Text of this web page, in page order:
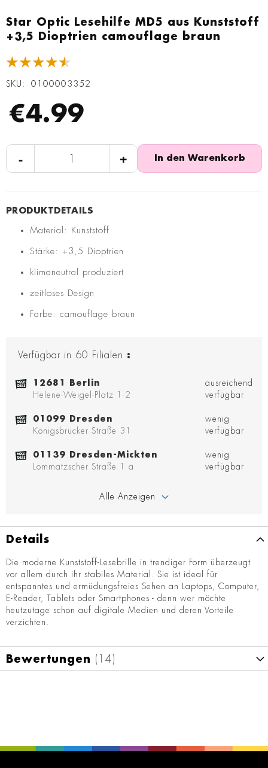
Star Optic Lesehilfe MD5 aus Kunststoff
+3,5 Dioptrien camouflage braun
★★★★★
SKU 0100003352
€4.99
- + In den Warenkorb
Material: Kunststoff
Stärke: +3,5 Dioptrien
klimaneutral produziert
zeitloses Design
Farbe: camouflage braun
Verfügbar in 60 Filialen :
12681 Berlin
Helene-Weigel-Platz 1-2
ausreichend
verfügbar
01099 Dresden
Königsbrücker Straße 31
wenig
verfügbar
01139 Dresden-Mickten
Lommatzscher Straße 1 a
wenig
verfügbar
Alle Anzeigen
Anfang
der
springen
Details
Die moderne Kunststoff-Lesebrille in trendiger Form überzeugt
vor allem durch ihr stabiles Material. Sie ist ideal für
entspanntes und ermüdungsfreies Sehen an Laptops, Computer,
E-Reader, Tablets oder Smartphones - denn wer möchte
heutzutage schon auf digitale Medien und deren Vorteile
verzichten.
Bewertungen 14